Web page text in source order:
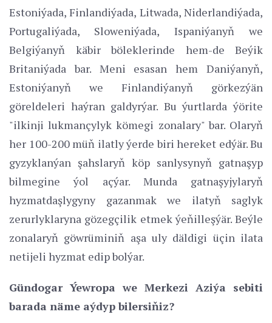
Estoniýada, Finlandiýada, Litwada, Niderlandiýada,
Portugaliýada, Sloweniýada, Ispaniýanyň we
Belgiýanyň käbir böleklerinde hem-de Beýik
Britaniýada bar. Meni esasan hem Daniýanyň,
Estoniýanyň we Finlandiýanyň görkezýän
göreldeleri haýran galdyrýar. Bu ýurtlarda ýörite
"ilkinji lukmançylyk kömegi zonalary" bar. Olaryň
her 100-200 müň ilatly ýerde biri hereket edýär. Bu
gyzyklanýan şahslaryň köp sanlysynyň gatnaşyp
bilmegine ýol açýar. Munda gatnaşyjylaryň
hyzmatdaşlygyny gazanmak we ilatyň saglyk
zerurlyklaryna gözegçilik etmek ýeňilleşýär. Beýle
zonalaryň göwrüminiň aşa uly däldigi üçin ilata
netijeli hyzmat edip bolýar.
Gündogar Ýewropa we Merkezi Aziýa sebiti
barada näme aýdyp bilersiňiz?